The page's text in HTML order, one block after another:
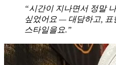
“시간이 지나면서 정말
싶었어요 — 대담하고, 표
스타일을요.”